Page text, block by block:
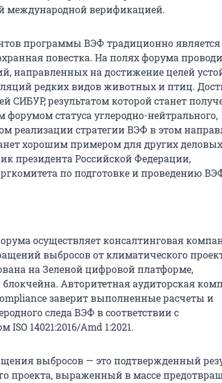
международной верификацией.
программы ВЭФ традиционно является
повестка. На полях форума
направленных на достижение целей
редких видов животных и птиц.
СИБУР, результатом которой станет
статуса углеродно-нейтрального,
реализации стратегии ВЭФ в этом
хорошим примером для других деловых
президента Российской Федерации,
по подготовке и проведению
осуществляет консалтинговая
выбросов от климатического
на Зеленой цифровой платформе,
Авторитетная аудиторская
заверит выполненные расчеты и
следа ВЭФ в соответствии с
14021:2016/Amd 1:2021.
выбросов — это подтвержденный
проекта, выраженный в массе